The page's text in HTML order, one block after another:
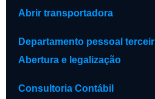
Abrir transportadora
Departamento pessoal
Abertura e legalização
Consultoria Contábil